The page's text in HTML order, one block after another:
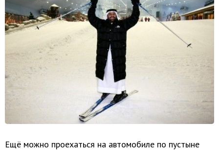
Ещё можно проехаться на автомобиле по пустыне